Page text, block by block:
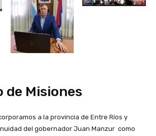
de Misiones
a la provincia de Entre Ríos y
del gobernador Juan Manzur como